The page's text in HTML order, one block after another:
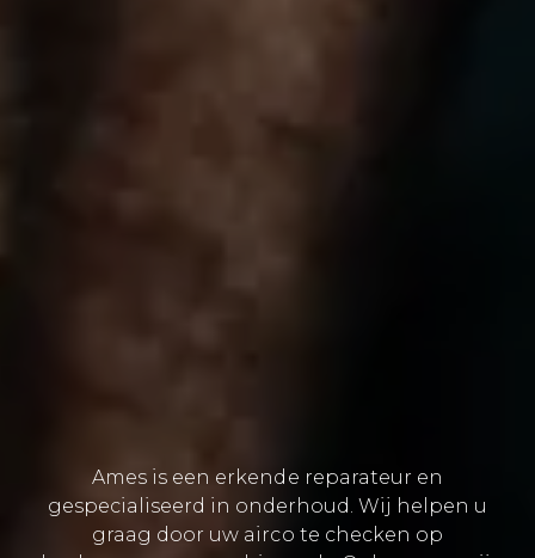
Ames is een erkende reparateur en
gespecialiseerd in onderhoud. Wij helpen u
graag door uw airco te checken op